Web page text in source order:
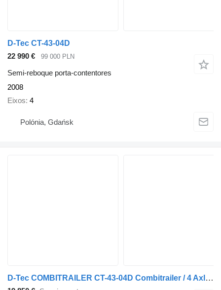
D-Tec CT-43-04D
22 990 €
99 000 PLN
Semi-reboque porta-contentores
2008
Eixos 4
Polónia, Gdańsk
D-Tec COMBITRAILER CT-43-04D Combitrailer / 4 Axles / 1x Lift Axle